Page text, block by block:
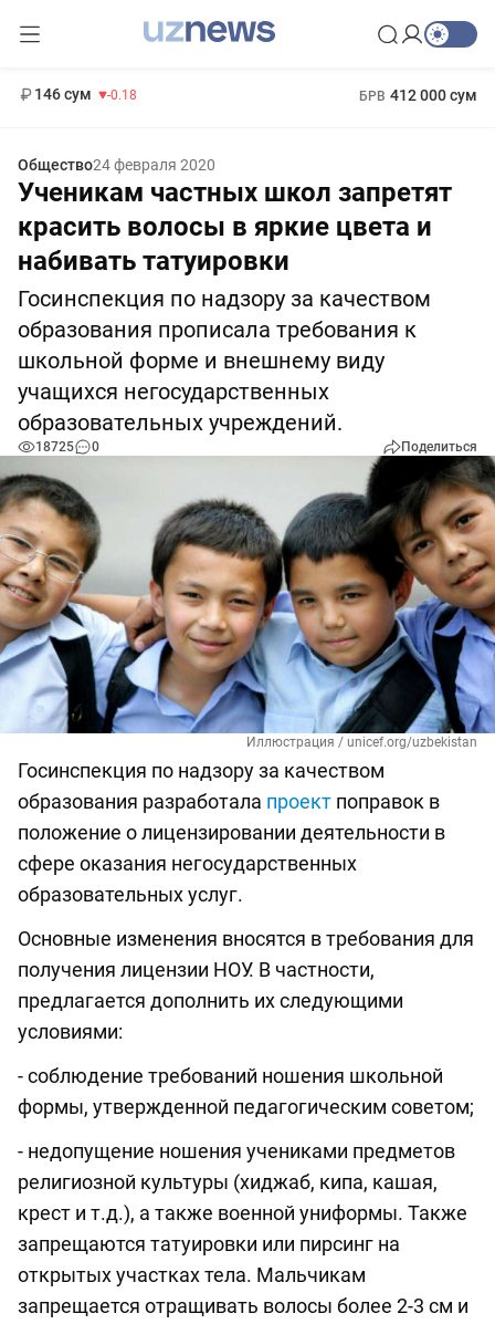
146 сум -0.18 БРВ 412 000 сум
Общество24 февраля 2020
Ученикам частных школ запретят
красить волосы в яркие цвета и
набивать татуировки
Госинспекция по надзору за качеством
образования прописала требования к
школьной форме и внешнему виду
учащихся негосударственных
образовательных учреждений.
18725 0 Поделиться
Иллюстрация / unicef.org/uzbekistan
Госинспекция по надзору за качеством
образования разработала проект поправок в
положение о лицензировании деятельности в
сфере оказания негосударственных
образовательных услуг.
Основные изменения вносятся в требования для
получения лицензии НОУ. В частности,
предлагается дополнить их следующими
условиями:
- соблюдение требований ношения школьной
формы, утвержденной педагогическим советом;
- недопущение ношения учениками предметов
религиозной культуры (хиджаб, кипа, кашая,
крест и т.д.), а также военной униформы. Также
запрещаются татуировки или пирсинг на
открытых участках тела. Мальчикам
запрещается отращивать волосы более 2-3 см и